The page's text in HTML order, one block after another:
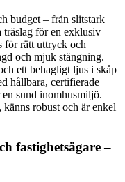
budget – från slitstark
för en exklusiv
för rätt uttryck och
och mjuk stängning.
ett behagligt ljus i skåp
hållbara, certifierade
sund inomhusmiljö.
robust och är enkel
fastighetsägare –